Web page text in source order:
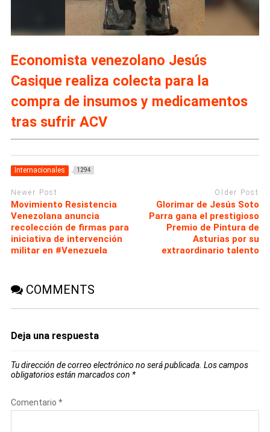
Economista venezolano Jesús
Casique realiza colecta para la
compra de insumos y medicamentos
tras sufrir ACV
Internacionales 1294
Newer Post
Movimiento Resistencia
Venezolana anuncia
recolección de firmas para
iniciativa de intervención
militar en #Venezuela
Older Post
Glorimar de Jesús Soto
Parra gana el prestigioso
Premio de Pintura de
Asturias por su
extraordinario talento
COMMENTS
Deja una respuesta
Tu dirección de correo electrónico no será publicada. Los campos
obligatorios están marcados con *
Comentario *